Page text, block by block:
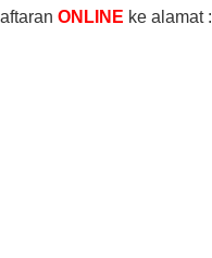
ONLINE ke alamat :